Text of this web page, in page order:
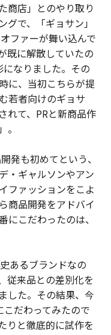
商店」とのやり取り
で、「ギョサン」
ファーが舞い込んで
既に解散していたの
なりました。その
に、当初こちらが提
若者向けのギョサ
れて、PRと新商品作
発も初めてという、
・ギャルソンやアン
ファッションをこよ
商品開発をアドバイ
にこだわったのは、
あるブランドなの
従来品との差別化を
した。その結果、今
だわってみたので
りと徹底的に試作を